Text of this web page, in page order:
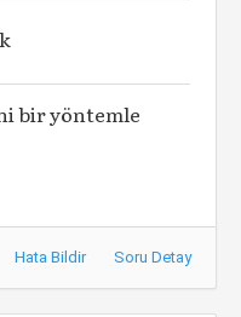
bir yöntemle
Hata Bildir Soru Detay